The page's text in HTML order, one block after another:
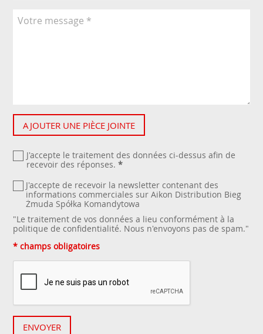
AJOUTER UNE PIÈCE JOINTE
J'accepte le traitement des données ci-dessus afin de
recevoir des réponses. *
J'accepte de recevoir la newsletter contenant des
informations commerciales sur Aikon Distribution Bieg
Żmuda Spółka Komandytowa
"Le traitement de vos données a lieu conformément à la
politique de confidentialité. Nous n'envoyons pas de spam."
* champs obligatoires
ENVOYER